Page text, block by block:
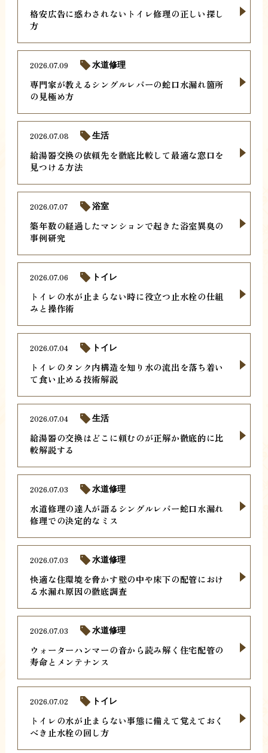
格安広告に惑わされないトイレ修理の正しい探し
方
専門家が教えるシングルレバーの蛇口水漏れ箇所
の見極め方
2026.07.09 水道修理
給湯器交換の依頼先を徹底比較して最適な窓口を
見つける方法
2026.07.08 生活
築年数の経過したマンションで起きた浴室異臭の
事例研究
2026.07.07 浴室
トイレの水が止まらない時に役立つ止水栓の仕組
みと操作術
2026.07.06 トイレ
トイレのタンク内構造を知り水の流出を落ち着い
て食い止める技術解説
2026.07.04 トイレ
給湯器の交換はどこに頼むのが正解か徹底的に比
較解説する
2026.07.04 生活
水道修理の達人が語るシングルレバー蛇口水漏れ
修理での決定的なミス
2026.07.03 水道修理
快適な住環境を脅かす壁の中や床下の配管におけ
る水漏れ原因の徹底調査
2026.07.03 水道修理
ウォーターハンマーの音から読み解く住宅配管の
寿命とメンテナンス
2026.07.03 水道修理
トイレの水が止まらない事態に備えて覚えておく
べき止水栓の回し方
2026.07.02 トイレ